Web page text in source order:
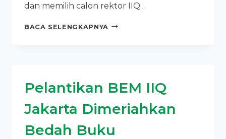
dan memilih calon rektor IIQ…
BACA SELENGKAPNYA LPJ
BERJALAN
LANCAR
Pelantikan BEM IIQ
Jakarta Dimeriahkan
Bedah Buku